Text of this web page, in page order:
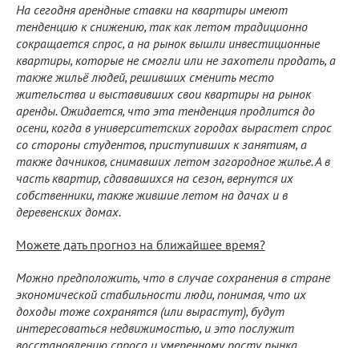
На сегодня арендные ставки на квартиры имеют
тенденцию к снижению, так как летом традиционно
сокращается спрос, а на рынок вышли инвестиционные
квартиры, которые не смогли или не захотели продать, а
также жильё людей, решивших сменить место
жительства и выставивших свои квартиры на рынок
аренды. Ожидается, что эта тенденция продлится до
осени, когда в университетских городах вырастет спрос
со стороны студентов, приступивших к занятиям, а
также дачников, снимавших летом загородное жилье. А в
часть квартир, сдававшихся на сезон, вернутся их
собственники, также жившие летом на дачах и в
деревенских домах.
Можете дать прогноз на ближайшее время?
Можно предположить, что в случае сохранения в стране
экономической стабильности люди, понимая, что их
доходы тоже сохранятся (или вырастут), будут
интересоваться недвижимостью, и это послужит
восстановлению спроса и умеренному росту рынка